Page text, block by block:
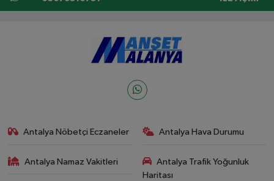
Antalya Nöbetçi Eczaneler Antalya Hava Durumu
Antalya Namaz Vakitleri
Antalya Trafik Yoğunluk
Haritası